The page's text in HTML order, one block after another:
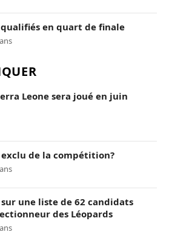
qualifiés en quart de finale
Leone sera joué en juin
exclu de la compétition?
sur une liste de 62 candidats
des Léopards